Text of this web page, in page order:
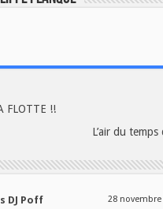
FLOTTE !!
L’air du
DJ Poff 28 novembre